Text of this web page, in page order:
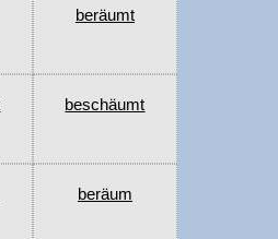
beräumt
beschäumt
beräum